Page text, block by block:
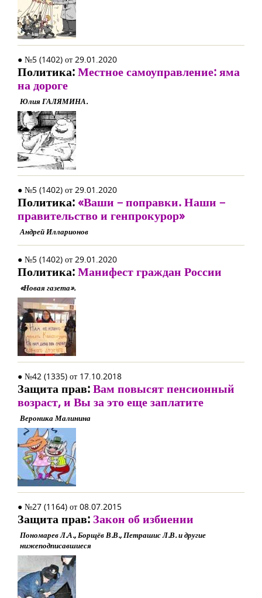
● №5 (1402) от 29.01.2020
Политика:Местное самоуправление: яма
на дороге
Юлия ГАЛЯМИНА.
● №5 (1402) от 29.01.2020
Политика:«Ваши – поправки. Наши –
правительство и генпрокурор»
Андрей Илларионов
● №5 (1402) от 29.01.2020
Политика:Манифест граждан России
«Новая газета».
● №42 (1335) от 17.10.2018
Защита прав:Вам повысят пенсионный
возраст, и Вы за это еще заплатите
Вероника Малинина
● №27 (1164) от 08.07.2015
Защита прав: Закон об избиении
Пономарев Л.А., Борщёв В.В., Петрашис Л.В. и другие
нижеподписавшиеся